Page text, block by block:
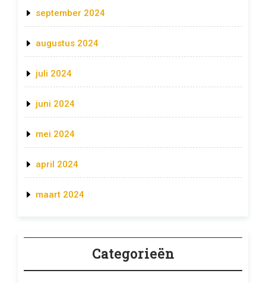
september 2024
augustus 2024
juli 2024
juni 2024
mei 2024
april 2024
maart 2024
Categorieën